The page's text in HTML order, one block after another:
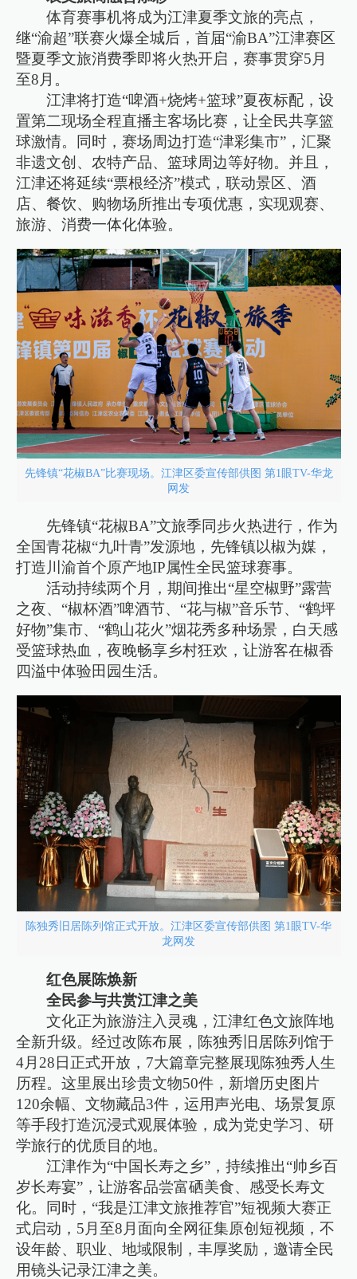
体育赛事机将成为江津夏季文旅的亮点，
继“渝超”联赛火爆全城后，首届“渝BA”江津赛区
暨夏季文旅消费季即将火热开启，赛事贯穿5月
至8月。
江津将打造“啤酒+烧烤+篮球”夏夜标配，设
置第二现场全程直播主客场比赛，让全民共享篮
球激情。同时，赛场周边打造“津彩集市”，汇聚
非遗文创、农特产品、篮球周边等好物。并且，
江津还将延续“票根经济”模式，联动景区、酒
店、餐饮、购物场所推出专项优惠，实现观赛、
旅游、消费一体化体验。
先锋镇“花椒BA”比赛现场。江津区委宣传部供图 第1眼TV-华龙
网发
先锋镇“花椒BA”文旅季同步火热进行，作为
全国青花椒“九叶青”发源地，先锋镇以椒为媒，
打造川渝首个原产地IP属性全民篮球赛事。
活动持续两个月，期间推出“星空椒野”露营
之夜、“椒杯酒”啤酒节、“花与椒”音乐节、“鹤坪
好物”集市、“鹤山花火”烟花秀多种场景，白天感
受篮球热血，夜晚畅享乡村狂欢，让游客在椒香
四溢中体验田园生活。
陈独秀旧居陈列馆正式开放。江津区委宣传部供图 第1眼TV-华
龙网发
红色展陈焕新
全民参与共赏江津之美
文化正为旅游注入灵魂，江津红色文旅阵地
全新升级。经过改陈布展，陈独秀旧居陈列馆于
4月28日正式开放，7大篇章完整展现陈独秀人生
历程。这里展出珍贵文物50件，新增历史图片
120余幅、文物藏品3件，运用声光电、场景复原
等手段打造沉浸式观展体验，成为党史学习、研
学旅行的优质目的地。
江津作为“中国长寿之乡”，持续推出“帅乡百
岁长寿宴”，让游客品尝富硒美食、感受长寿文
化。同时，“我是江津文旅推荐官”短视频大赛正
式启动，5月至8月面向全网征集原创短视频，不
设年龄、职业、地域限制，丰厚奖励，邀请全民
用镜头记录江津之美。